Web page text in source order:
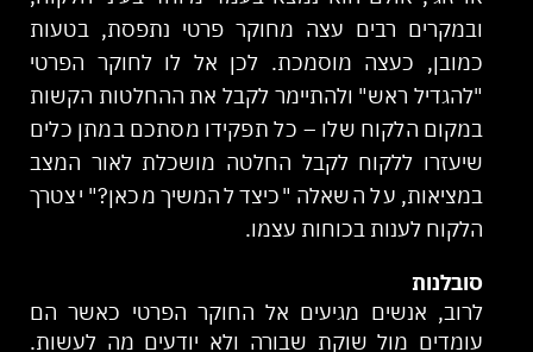
ובמקרים רבים עצה מחוקר פרטי נתפסת, בטעות
כמובן, כעצה מוסמכת. לכן אל לו לחוקר הפרטי
"להגדיל ראש" ולהתיימר לקבל את ההחלטות הקשות
במקום הלקוח שלו – כל תפקידו מסתכם במתן כלים
שיעזרו ללקוח לקבל החלטה מושכלת לאור המצב
במציאות, על השאלה "כיצד להמשיך מכאן?" יצטרך
הלקוח לענות בכוחות עצמו.
סובלנות
לרוב, אנשים מגיעים אל החוקר הפרטי כאשר הם
עומדים מול שוקת שבורה ולא יודעים מה לעשות.